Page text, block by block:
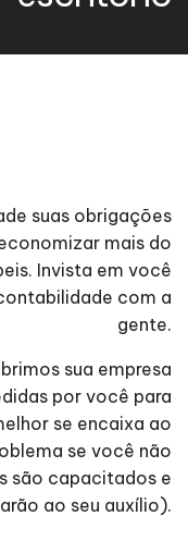
suas obrigações
mais do
Invista em você
com a
gente.
sua empresa
por você para
se encaixa ao
se você não
são capacitados e
ao seu auxílio).